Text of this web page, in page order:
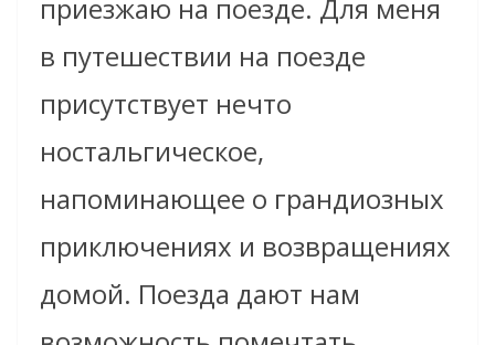
приезжаю на поезде. Для меня
в путешествии на поезде
присутствует нечто
ностальгическое,
напоминающее о грандиозных
приключениях и возвращениях
домой. Поезда дают нам